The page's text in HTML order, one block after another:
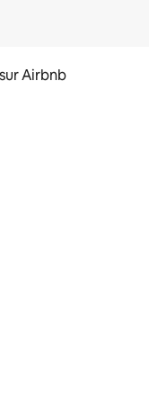
Airbnb